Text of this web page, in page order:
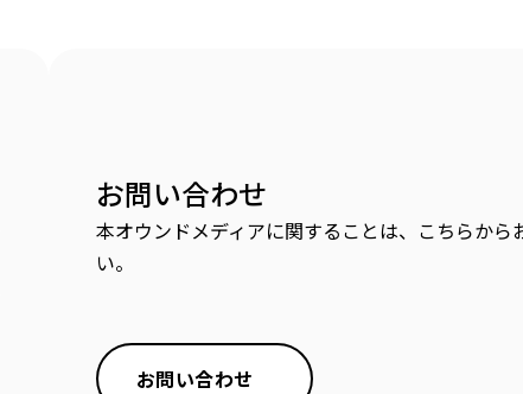
お問い合わせ
本オウンドメディアに関することは、こちらから
い。
お問い合わせ